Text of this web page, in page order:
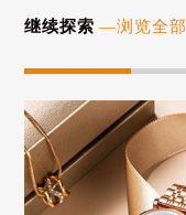
继续探索 —浏览全部